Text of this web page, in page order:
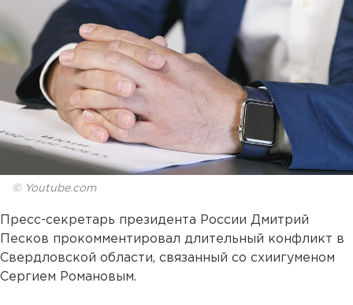
© Youtube.com
Пресс-секретарь президента России Дмитрий
Песков прокомментировал длительный конфликт в
Свердловской области, связанный со схиигуменом
Сергием Романовым.